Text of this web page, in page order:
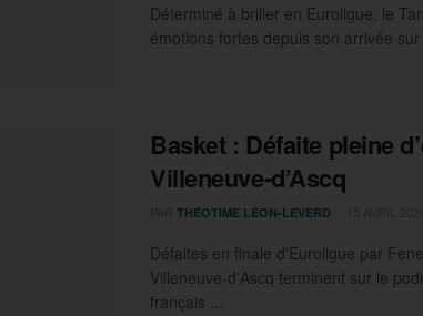
Déterminé à briller en Euroligue, le
émotions fortes depuis son arrivée sur
Basket : Défaite pleine
Villeneuve-d’Ascq
THÉOTIME LÉON-LEVERD
Défaites en finale d'Euroligue par
Villeneuve-d'Ascq terminent sur le
français ...